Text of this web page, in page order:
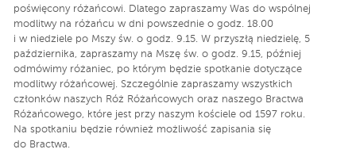
poświęcony różańcowi. Dlatego zapraszamy Was do wspólnej
modlitwy na różańcu w dni powszednie o godz. 18.00
i w niedziele po Mszy św. o godz. 9.15. W przyszłą niedzielę, 5
października, zapraszamy na Mszę św. o godz. 9.15, później
odmówimy różaniec, po którym będzie spotkanie dotyczące
modlitwy różańcowej. Szczególnie zapraszamy wszystkich
członków naszych Róż Różańcowych oraz naszego Bractwa
Różańcowego, które jest przy naszym kościele od 1597 roku.
Na spotkaniu będzie również możliwość zapisania się
do Bractwa.